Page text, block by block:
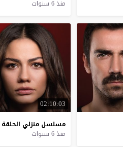
منذ 6 سنوات
02:10:03
مسلسل منزلي الحلقة
منذ 6 سنوات